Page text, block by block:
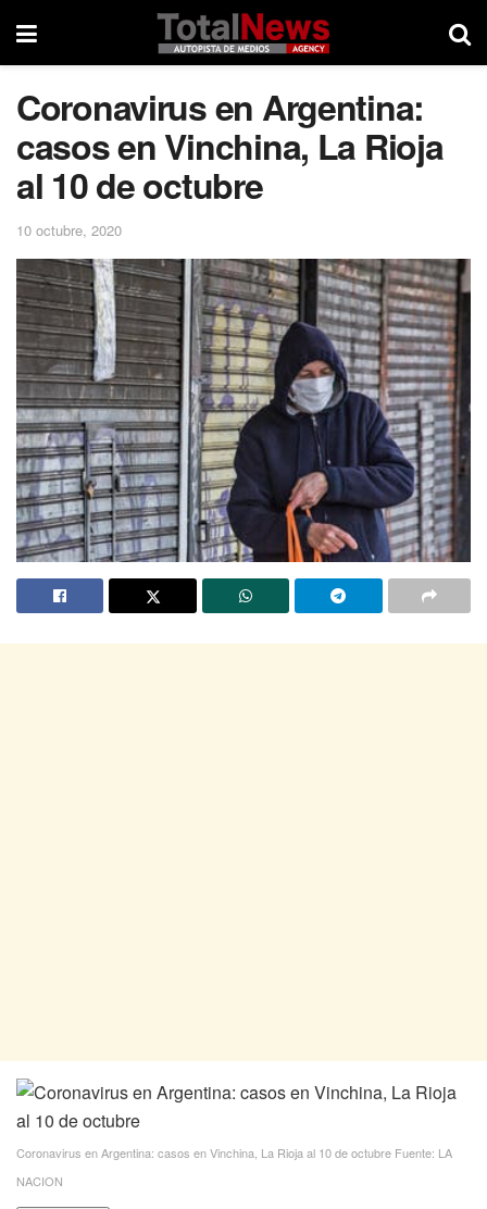
Coronavirus en Argentina:
casos en Vinchina, La Rioja
al 10 de octubre
10 octubre, 2020
Coronavirus en Argentina: casos en Vinchina, La Rioja al 10 de octubre Fuente: LA
NACION